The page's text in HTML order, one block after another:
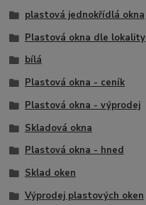
plastová jednokřídlá okna
Plastová okna dle lokality
bílá
Plastová okna - ceník
Plastová okna - výprodej
Skladová okna
Plastová okna - hned
Sklad oken
Výprodej plastových oken